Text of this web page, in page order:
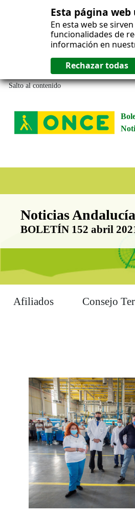
Esta página web
En esta web se
funcionalidades de
información en
Salto al contenido
Boletín Noticias
Noticias Andalucía
BOLETÍN 152 abril
Afiliados Consejo